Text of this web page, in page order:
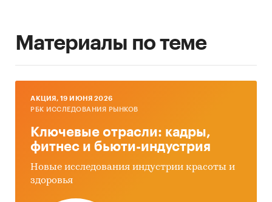
Материалы по теме
AКЦИЯ, 19 ИЮНЯ 2026
РБК ИССЛЕДОВАНИЯ РЫНКОВ
Ключевые отрасли: кадры,
фитнес и бьюти-индустрия
Новые исследования индустрии красоты и
здоровья